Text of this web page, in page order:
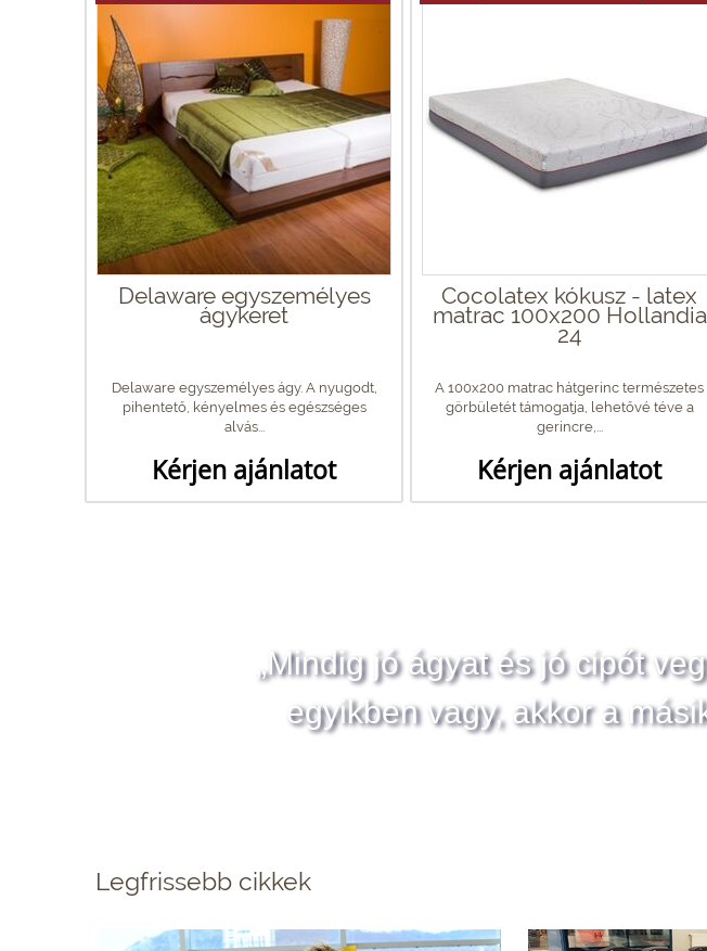
Delaware egyszemélyes
ágykeret
Delaware egyszemélyes ágy. A nyugodt,
pihentető, kényelmes és egészséges
alvás...
Kérjen ajánlatot
Cocolatex kókusz - latex
matrac 100x200 Hollandia
24
A 100x200 matrac hátgerinc természetes
görbületét támogatja, lehetővé téve a
gerincre,...
Kérjen ajánlatot
„Mindig jó ágyat és jó cipőt
egyikben vagy, akkor a
Legfrissebb cikkek